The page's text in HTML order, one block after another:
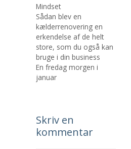
Kategorier
Mindset
Sådan blev en
kælderrenovering en
erkendelse af de helt
store, som du også kan
bruge i din business
En fredag morgen i
januar
Skriv en
kommentar